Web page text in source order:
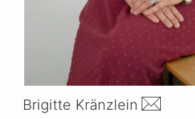
Brigitte Kränzlein